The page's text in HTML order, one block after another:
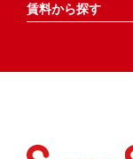
賃料から探す